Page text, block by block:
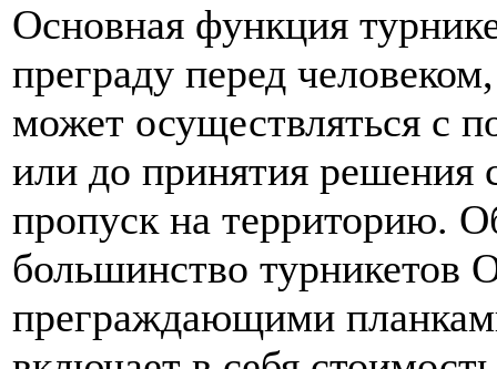
Основная функция
преграду перед
может осуществляться с
или до принятия решения
пропуск на территорию.
большинство
преграждающими